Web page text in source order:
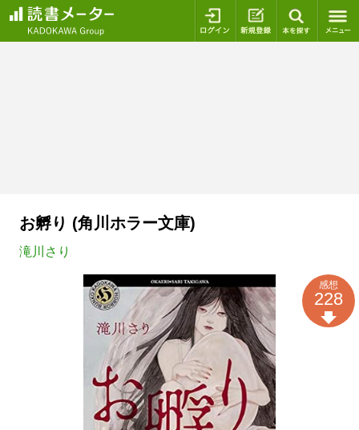
ログイン 新規登録
お孵り (角川ホラー文庫)
滝川さり
感想
228